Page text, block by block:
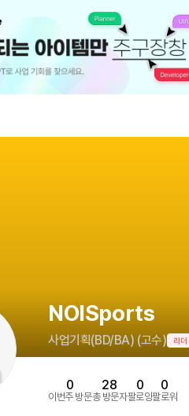
NOISports
사업기획(BD/BA) (고수) 리더
이번주 방문
0
총 방문자
28
팔로잉
0
팔로워
0